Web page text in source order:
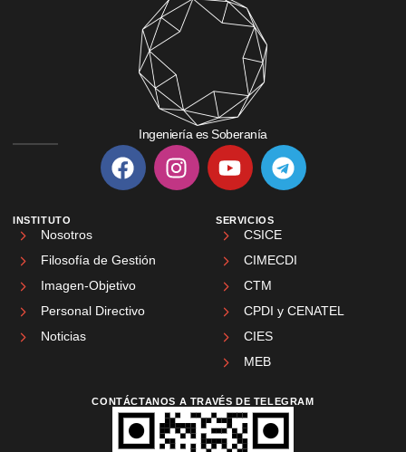
Ingeniería es Soberanía
INSTITUTO
Nosotros
Filosofía de Gestión
Imagen-Objetivo
Personal Directivo
Noticias
SERVICIOS
CSICE
CIMECDI
CTM
CPDI y CENATEL
CIES
MEB
CONTÁCTANOS A TRAVÉS DE TELEGRAM